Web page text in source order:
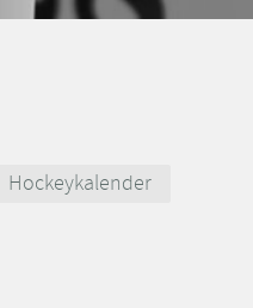
Hockeykalender